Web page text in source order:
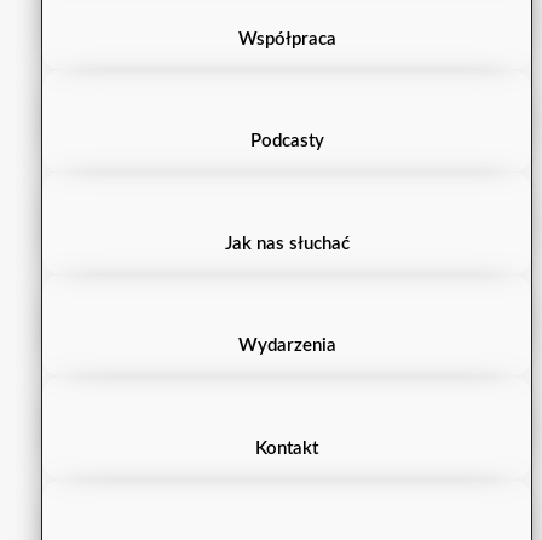
Współpraca
Podcasty
Jak nas słuchać
Wydarzenia
Kontakt